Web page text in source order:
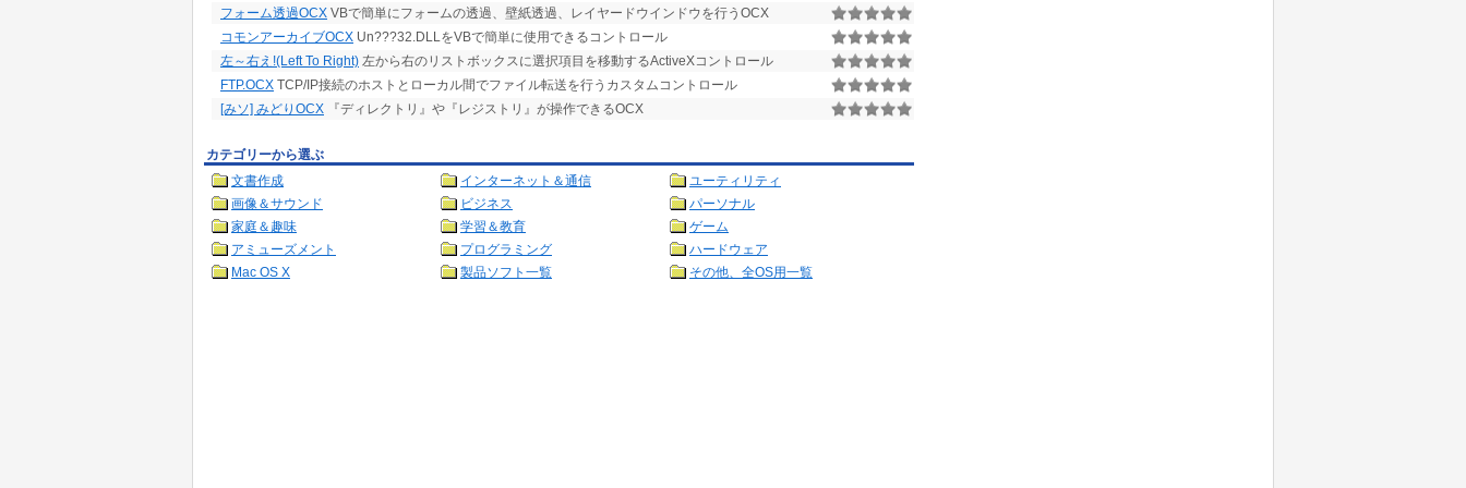
フォーム透過OCX VBで簡単にフォームの透過、壁紙透過、レイヤードウインドウを行うOCX
コモンアーカイブOCX Un???32.DLLをVBで簡単に使用できるコントロール
左～右え!(Left To Right) 左から右のリストボックスに選択項目を移動するActiveXコントロール
FTP.OCX TCP/IP接続のホストとローカル間でファイル転送を行うカスタムコントロール
[みソ] みどりOCX 『ディレクトリ』や『レジストリ』が操作できるOCX
カテゴリーから選ぶ
文書作成
インターネット＆通信
ユーティリティ
画像＆サウンド
ビジネス
パーソナル
家庭＆趣味
学習＆教育
ゲーム
アミューズメント
プログラミング
ハードウェア
Mac OS X
製品ソフト一覧 その他、全OS用一覧